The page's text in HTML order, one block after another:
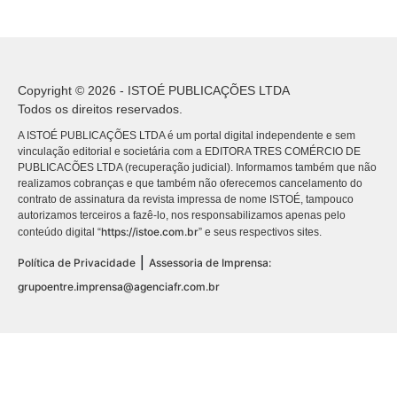
Copyright © 2026 - ISTOÉ PUBLICAÇÕES LTDA
Todos os direitos reservados.
A ISTOÉ PUBLICAÇÕES LTDA é um portal digital independente e sem
vinculação editorial e societária com a EDITORA TRES COMÉRCIO DE
PUBLICACÕES LTDA (recuperação judicial). Informamos também que não
realizamos cobranças e que também não oferecemos cancelamento do
contrato de assinatura da revista impressa de nome ISTOÉ, tampouco
autorizamos terceiros a fazê-lo, nos responsabilizamos apenas pelo
conteúdo digital “https://istoe.com.br” e seus respectivos sites.
Política de Privacidade
Assessoria de Imprensa:
grupoentre.imprensa@agenciafr.com.br